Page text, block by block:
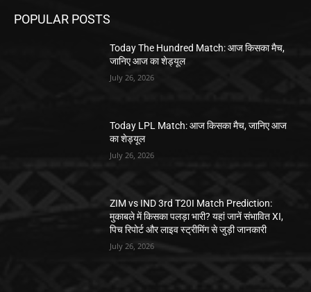
POPULAR POSTS
Today The Hundred Match: आज किसका मैच,
जानिए आज का शेड्यूल
July 26, 2026
Today LPL Match: आज किसका मैच, जानिए आज
का शेड्यूल
July 26, 2026
ZIM vs IND 3rd T20I Match Prediction:
मुकाबले में किसका पलड़ा भारी? यहां जानें संभावित XI,
पिच रिपोर्ट और लाइव स्ट्रीमिंग से जुड़ी जानकारी
July 26, 2026